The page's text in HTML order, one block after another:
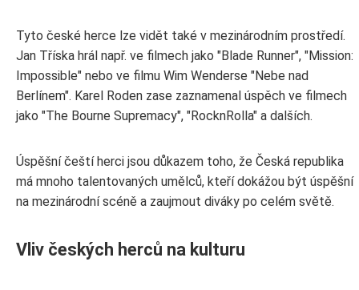
Tyto české herce lze vidět také v mezinárodním prostředí.
Jan Tříska hrál např. ve filmech jako "Blade Runner", "Mission:
Impossible" nebo ve filmu Wim Wenderse "Nebe nad
Berlínem". Karel Roden zase zaznamenal úspěch ve filmech
jako "The Bourne Supremacy", "RocknRolla" a dalších.
Úspěšní čeští herci jsou důkazem toho, že Česká republika
má mnoho talentovaných umělců, kteří dokážou být úspěšní
na mezinárodní scéně a zaujmout diváky po celém světě.
Vliv českých herců na kulturu